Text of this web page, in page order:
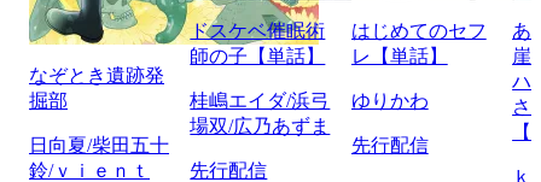
なぞとき遺跡発
掘部
日向夏/柴田五十
鈴/ｖｉｅｎｔ
ドスケベ催眠術
師の子【単話】
桂嶋エイダ/浜弓
場双/広乃あずま
先行配信
はじめてのセフ
レ【単話】
ゆりかわ
先行配信
あ
崖
ハ
さ
ｋ